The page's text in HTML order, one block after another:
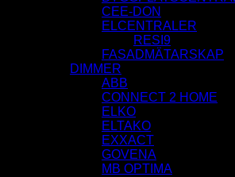
CEE-DON
ELCENTRALER
RESI9
FASADMÄTARSKAP
DIMMER
ABB
CONNECT 2 HOME
ELKO
ELTAKO
EXXACT
GOVENA
MB OPTIMA